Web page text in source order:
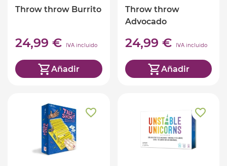
Throw throw Burrito
24,99 € IVA incluido
Añadir
Throw throw
Advocado
24,99 € IVA incluido
Añadir